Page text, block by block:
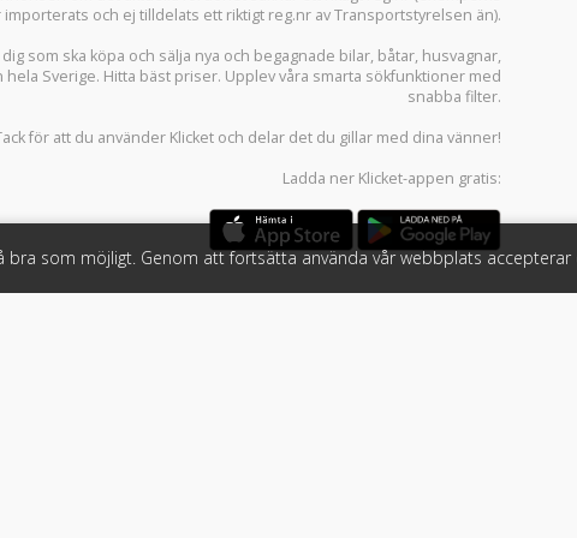
och ej tilldelats ett riktigt reg.nr av Transportstyrelsen än).
som ska köpa och sälja nya och begagnade bilar, båtar, husvagnar,
Sverige. Hitta bäst priser. Upplev våra smarta sökfunktioner med
snabba filter.
för att du använder Klicket och delar det du gillar med dina vänner!
Ladda ner Klicket-appen gratis:
som möjligt. Genom att fortsätta använda vår webbplats